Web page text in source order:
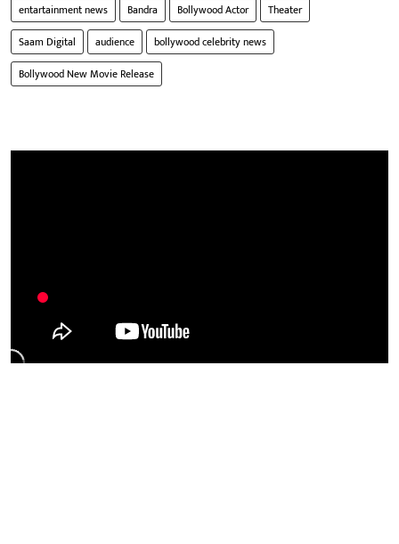
entartainment news
Bandra Bollywood Actor
Theater
Saam Digital
audience
bollywood celebrity news
Bollywood New Movie Release